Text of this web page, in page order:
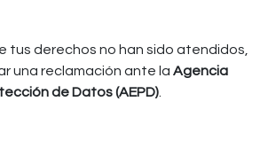
tus derechos no han sido atendidos,
una reclamación ante la Agencia
de Datos (AEPD)